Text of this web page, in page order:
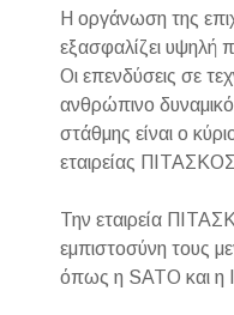
Η οργάνωση της
εξασφαλίζει υψηλή
Οι επενδύσεις σε
ανθρώπινο
στάθμης είναι ο
εταιρείας
Την εταιρεία
εμπιστοσύνη τους
όπως η SATO και